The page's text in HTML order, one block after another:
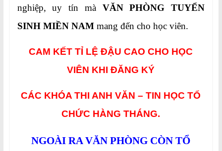
nghiệp, uy tín mà VĂN PHÒNG TUYỂN
SINH MIỀN NAMmang đến cho học viên.
CAM KẾT TỈ LỆ ĐẬU CAO CHO HỌC
VIÊN KHI ĐĂNG KÝ
CÁC KHÓA THI ANH VĂN – TIN HỌC TỔ
CHỨC HÀNG THÁNG.
NGOÀI RA VĂN PHÒNG CÒN TỔ